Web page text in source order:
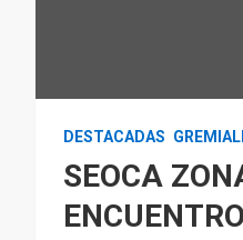
DESTACADAS
SEOCA